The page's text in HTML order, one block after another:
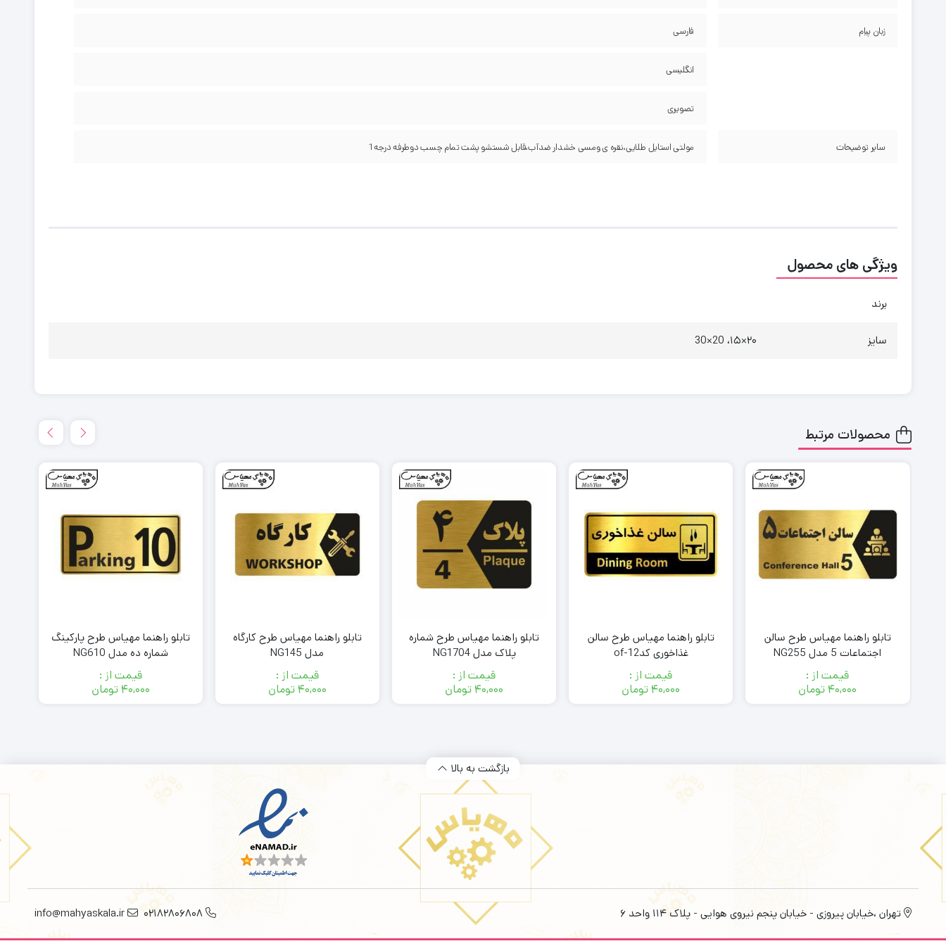
زبان پیام فارسی
انگلیسی
تصویری
سایر توضیحات مولتی استایل طلایی،نقره ی ومسی خشدار ضدآب،قابل شستشو پشت تمام چسب دوطرفه درجه1
ویژگی های محصول
برند
سایز ۲۰×۱۵، 20×30
محصولات مرتبط
تابلو راهنما مهیاس طرح سالن
اجتماعات 5 مدل NG255
قیمت از :
۴۰,۰۰۰ تومان
تابلو راهنما مهیاس طرح سالن
غذاخوری کدof-12
قیمت از :
۴۰,۰۰۰ تومان
تابلو راهنما مهیاس طرح شماره
پلاک مدل NG1704
قیمت از :
۴۰,۰۰۰ تومان
تابلو راهنما مهیاس طرح کارگاه
مدل NG145
قیمت از :
۴۰,۰۰۰ تومان
تابلو راهنما مهیاس طرح پارکینگ
شماره ده مدل NG610
قیمت از :
۴۰,۰۰۰ تومان
بازگشت به بالا
تهران ،خیابان پیروزی - خیابان پنجم نیروی هوایی - پلاک 114 واحد 6 02182806808
info@mahyaskala.ir